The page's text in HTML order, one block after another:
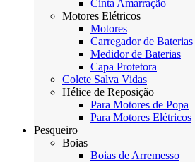
Cinta Amarração
Motores Elétricos
Motores
Carregador de Baterias
Medidor de Baterias
Capa Protetora
Colete Salva Vidas
Hélice de Reposição
Para Motores de Popa
Para Motores Elétricos
Pesqueiro
Boias
Boias de Arremesso